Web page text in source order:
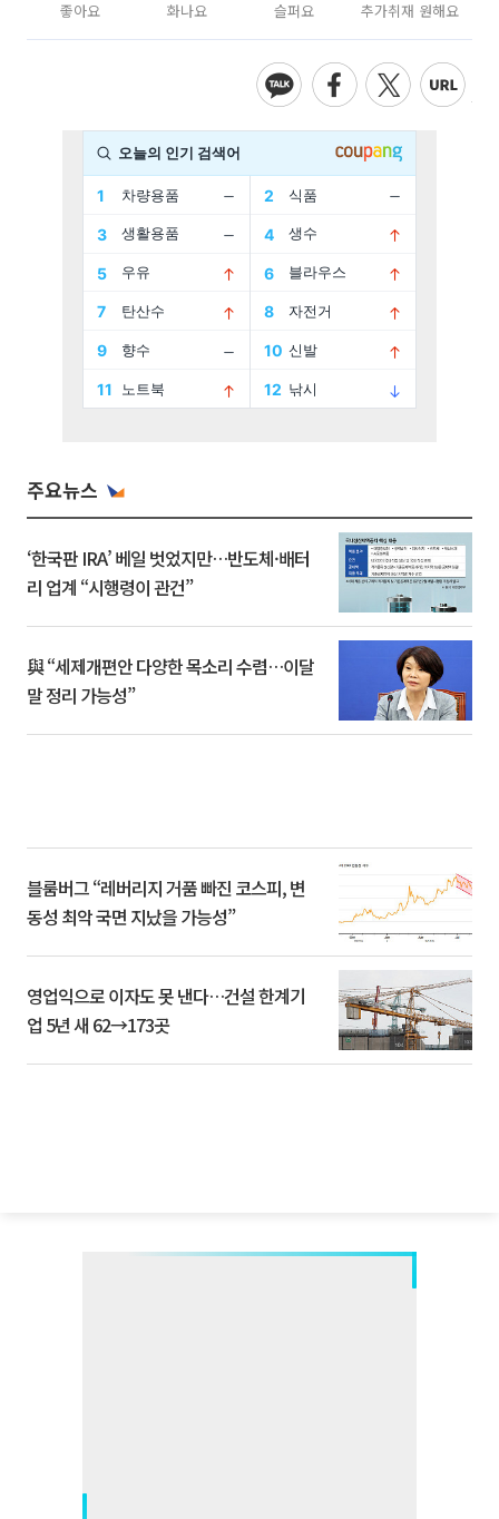
좋아요 화나요 슬퍼요 추가취재 원해요
주요뉴스
‘한국판 IRA’ 베일 벗었지만…반도체·배터
리 업계 “시행령이 관건”
與 “세제개편안 다양한 목소리 수렴…이달
말 정리 가능성”
블룸버그 “레버리지 거품 빠진 코스피, 변
동성 최악 국면 지났을 가능성”
영업익으로 이자도 못 낸다…건설 한계기
업 5년 새 62→173곳